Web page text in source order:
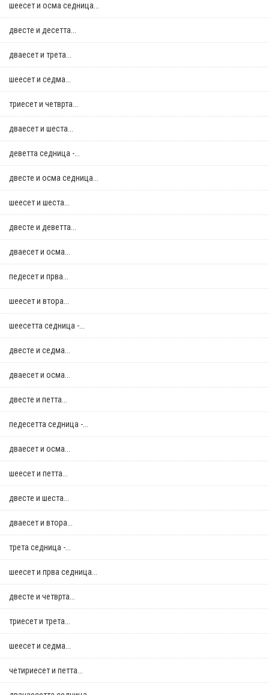
шеесет и осма седница...
двестe и десетта...
дваесет и трета...
шеесет и седма...
триесет и четврта...
дваесет и шеста...
деветта седница -...
двестe и осма седница...
шеесет и шеста...
двестe и деветта...
дваесет и осма...
педесет и прва...
шеесет и втора...
шеесетта седница -...
двестe и седма...
дваесет и осма...
двестe и петта...
педесетта седница -...
дваесет и осма...
шеесет и петта...
двестe и шеста...
дваесет и втора...
трета седница -...
шеесет и прва седница...
двестe и четврта...
триесет и трета...
шеесет и седма...
четириесет и петта...